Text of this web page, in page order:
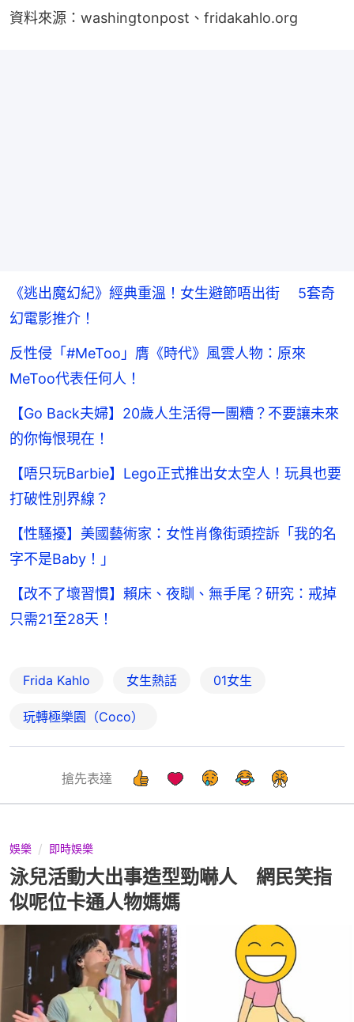
資料來源：washingtonpost、fridakahlo.org
《逃出魔幻紀》經典重溫！女生避節唔出街 5套奇
幻電影推介！
反性侵「#MeToo」膺《時代》風雲人物：原來
MeToo代表任何人！
【Go Back夫婦】20歲人生活得一團糟？不要讓未來
的你悔恨現在！
【唔只玩Barbie】Lego正式推出女太空人！玩具也要
打破性別界線？
【性騷擾】美國藝術家：女性肖像街頭控訴「我的名
字不是Baby！」
【改不了壞習慣】賴床、夜瞓、無手尾？研究：戒掉
只需21至28天！
Frida Kahlo 女生熱話 01女生
玩轉極樂園（Coco）
搶先表達
娛樂 即時娛樂
泳兒活動大出事造型勁嚇人 網民笑指
似呢位卡通人物媽媽